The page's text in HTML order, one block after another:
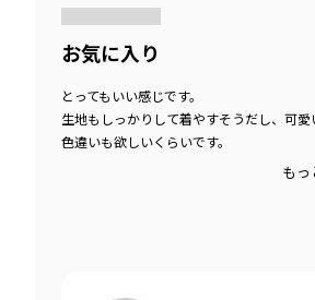
お気に入り
とってもいい感じです。
生地もしっかりして着やすそうだし、可愛
色違いも欲しいくらいです。
も